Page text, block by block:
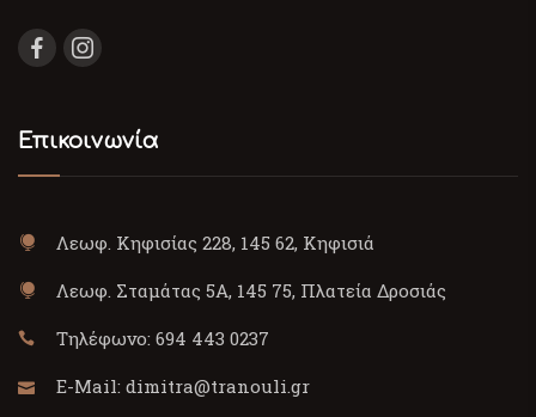
Επικοινωνία
Λεωφ. Κηφισίας 228, 145 62, Κηφισιά
Λεωφ. Σταμάτας 5Α, 145 75, Πλατεία Δροσιάς
Τηλέφωνο: 694 443 0237
E-Mail: dimitra@tranouli.gr